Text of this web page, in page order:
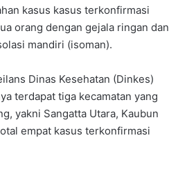
kasus kasus terkonfirmasi
orang dengan gejala ringan dan
mandiri (isoman).
Dinas Kesehatan (Dinkes)
terdapat tiga kecamatan yang
yakni Sangatta Utara, Kaubun
empat kasus terkonfirmasi